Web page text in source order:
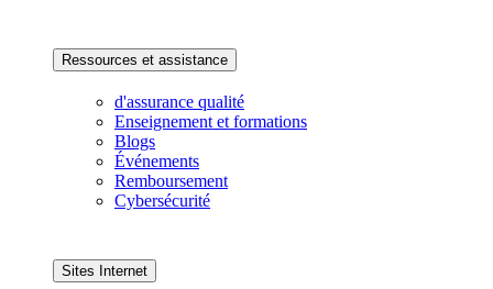
Ressources et assistance
d'assurance qualité
Enseignement et formations
Blogs
Événements
Remboursement
Cybersécurité
Sites Internet